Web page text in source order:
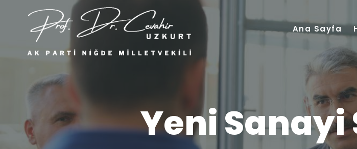
Ana Sayfa
Yeni Sanayi